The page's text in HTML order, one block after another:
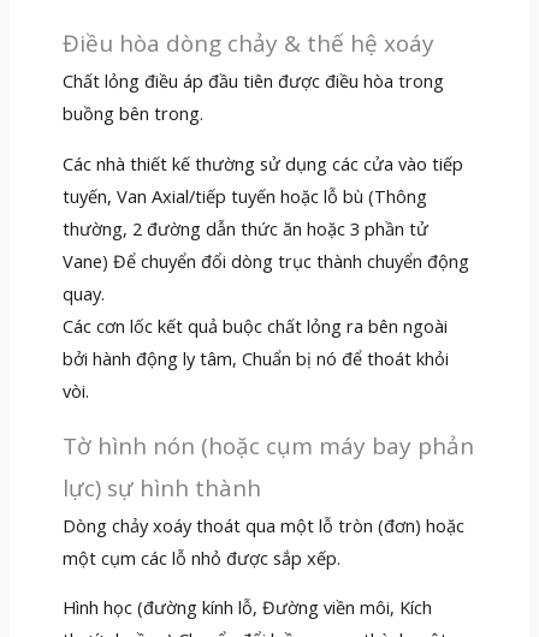
Điều hòa dòng chảy & thế hệ xoáy
Chất lỏng điều áp đầu tiên được điều hòa trong
buồng bên trong.
Các nhà thiết kế thường sử dụng các cửa vào tiếp
tuyến, Van Axial/tiếp tuyến hoặc lỗ bù (Thông
thường, 2 đường dẫn thức ăn hoặc 3 phần tử
Vane) Để chuyển đổi dòng trục thành chuyển động
quay.
Các cơn lốc kết quả buộc chất lỏng ra bên ngoài
bởi hành động ly tâm, Chuẩn bị nó để thoát khỏi
vòi.
Tờ hình nón (hoặc cụm máy bay phản
lực) sự hình thành
Dòng chảy xoáy thoát qua một lỗ tròn (đơn) hoặc
một cụm các lỗ nhỏ được sắp xếp.
Hình học (đường kính lỗ, Đường viền môi, Kích